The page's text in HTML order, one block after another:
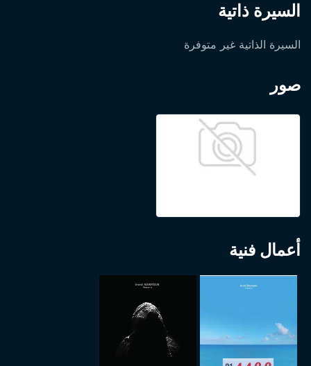
السيرة ذاتية
السيرة الذاتية غير متوفرة
صور
أعمال فنية